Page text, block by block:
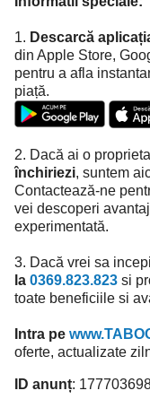
1. Descarcă
din Apple Store,
pentru a afla
piață.
2. Dacă ai o
închiriezi, suntem
Contactează-ne
vei descoperi
experimentată.
3. Dacă vrei sa
la 0369.823.823 si
toate beneficiile si
Intra pe
oferte, actualizate
ID anunț: